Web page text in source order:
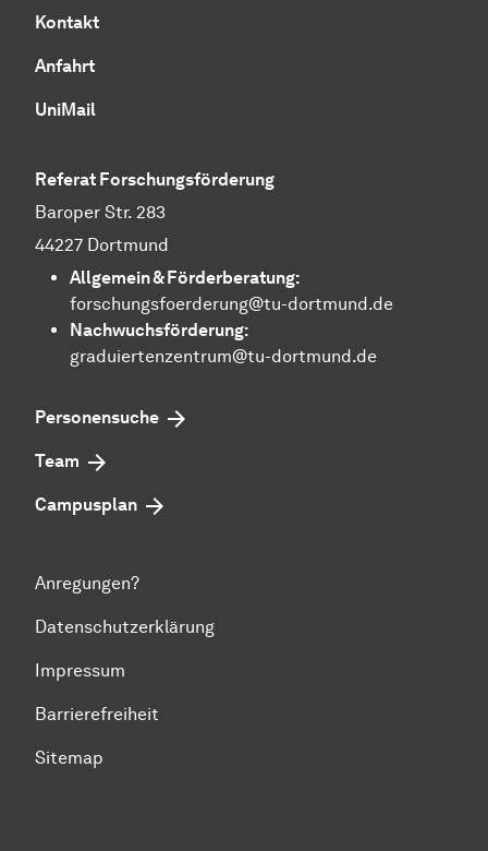
Kontakt
Anfahrt
UniMail
Referat Forschungsförderung
Baroper Str. 283
44227 Dortmund
Allgemein &För­der­be­ra­tung:
forschungsfoerderung@tu-dortmund.de
Nachwuchsförderung:
graduiertenzentrum@tu-dortmund.de
Personensuche
Team
Campusplan
Anregungen?
Datenschutzerklärung
Impressum
Barrierefreiheit
Sitemap